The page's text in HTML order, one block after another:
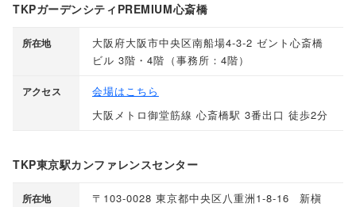
TKPガーデンシティPREMIUM心斎橋
所在地
大阪府大阪市中央区南船場4-3-2 ゼント心斎橋
ビル 3階・4階 （事務所：4階）
アクセス
会場はこちら
大阪メトロ御堂筋線 心斎橋駅 3番出口 徒歩2分
TKP東京駅カンファレンスセンター
所在地
〒103-0028 東京都中央区八重洲1-8-16 新槇